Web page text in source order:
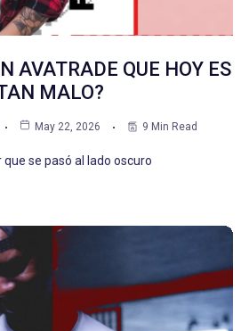
AVATRADE QUE HOY ES
MALO?
May 22, 2026 9 Min Read
que se pasó al lado oscuro